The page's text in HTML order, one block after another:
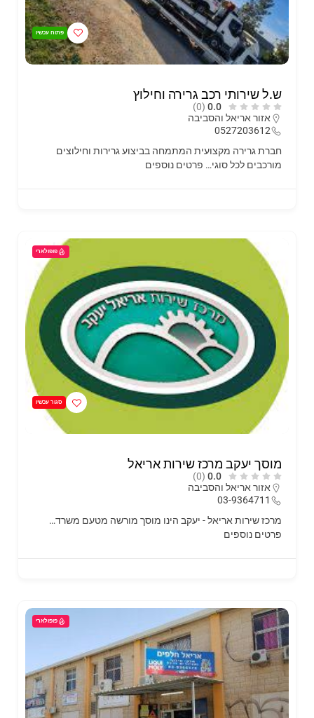
פתוח עכשיו
ש.ל שירותי רכב גרירה וחילוץ
0.0
(0)
אזור אריאל והסביבה
0527203612
חברת גרירה מקצועית המתמחה בביצוע גרירות וחילוצים
מורכבים לכל סוגי… פרטים נוספים
פופולארי
סגור עכשיו
מוסך יעקב מרכז שירות אריאל
0.0
(0)
אזור אריאל והסביבה
03-9364711
מרכז שירות אריאל - יעקב הינו מוסך מורשה מטעם משרד…
פרטים נוספים
פופולארי